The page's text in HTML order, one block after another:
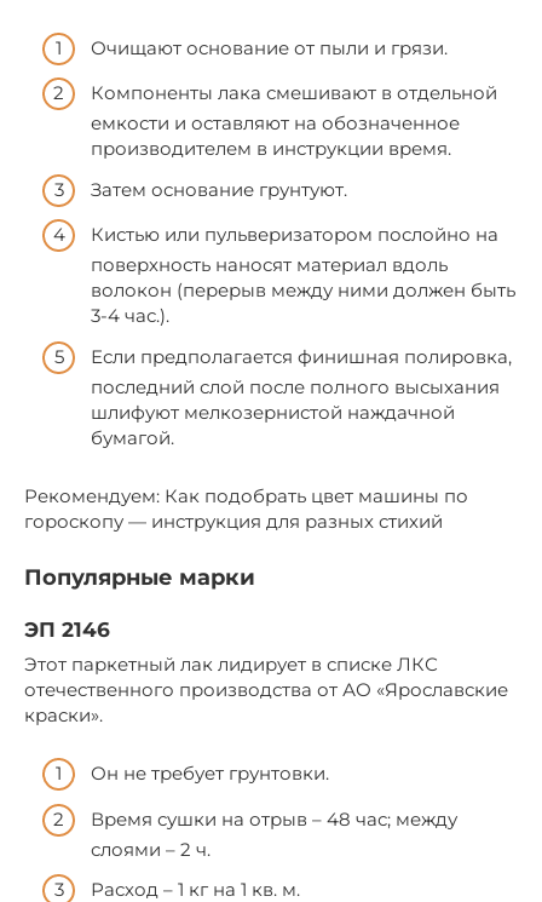
Очищают основание от пыли и грязи.
Компоненты лака смешивают в отдельной
емкости и оставляют на обозначенное
производителем в инструкции время.
Затем основание грунтуют.
Кистью или пульверизатором послойно на
поверхность наносят материал вдоль
волокон (перерыв между ними должен быть
3-4 час.).
Если предполагается финишная полировка,
последний слой после полного высыхания
шлифуют мелкозернистой наждачной
бумагой.
Рекомендуем: Как подобрать цвет машины по
гороскопу — инструкция для разных стихий
Популярные марки
ЭП 2146
Этот паркетный лак лидирует в списке ЛКС
отечественного производства от АО «Ярославские
краски».
Он не требует грунтовки.
Время сушки на отрыв – 48 час; между
слоями – 2 ч.
Расход – 1 кг на 1 кв. м.